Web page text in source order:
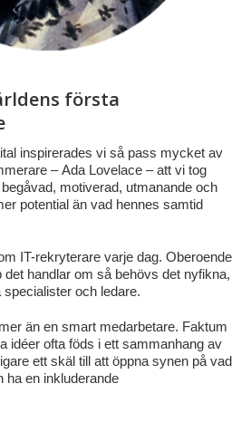
första
inspirerades vi så pass mycket av
– Ada Lovelace – att vi tog
motiverad, utmanande och
potential än vad hennes samtid
IT-rekryterare varje dag. Oberoende
det handlar om så behövs det nyfikna,
och ledare.
än en smart medarbetare. Faktum
idéer ofta föds i ett sammanhang av
ett skäl till att öppna synen på vad
ha en inkluderande